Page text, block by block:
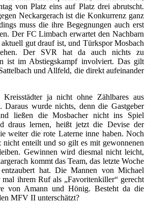
von Platz eins auf Platz drei abrutscht.
Neckargerach ist die Konkurrenz ganz
muss die ihre Begegnungen auch erst
Der FC Limbach erwartet den Nachbarn
gut drauf ist, und Türkspor Mosbach
Der SVR hat da auch nichts zu
ist im Abstiegskampf involviert. Das gilt
und Allfeld, die direkt aufeinander
ja nicht ohne Zählbares aus
Daraus wurde nichts, denn die Gastgeber
ließen die Mosbacher nicht ins Spiel
draus lernen, heißt jetzt die Devise der
weiter die rote Laterne inne haben. Noch
enteilt und so gilt es mit gewonnenen
Gewinnen wird diesmal nicht leicht,
kommt das Team, das letzte Woche
hat. Die Mannen von Michael
ihrem Ruf als „Favoritenkiller“ gerecht
von Amann und Hönig. Besteht da die
MFV II unterschätzt?